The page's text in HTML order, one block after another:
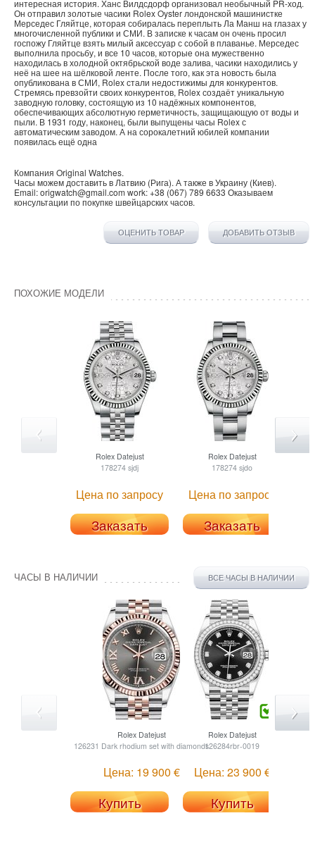
интересная история. Ханс Вилдсдорф организовал необычный PR-ход.
Он отправил золотые часики Rolex Oyster лондонской машинистке
Мерседес Гляйтце, которая собиралась переплыть Ла Манш на глазах у
многочисленной публики и СМИ. В записке к часам он очень просил
госпожу Гляйтце взять милый аксессуар с собой в плаванье. Мерседес
выполнила просьбу, и все 10 часов, которые она мужественно
находилась в холодной октябрьской воде залива, часики находились у
неё на шее на шёлковой ленте. После того, как эта новость была
опубликована в СМИ, Rolex стали недостижимы для конкурентов.
Стремясь превзойти своих конкурентов, Rolex создаёт уникальную
заводную головку, состоящую из 10 надёжных компонентов,
обеспечивающих абсолютную герметичность, защищающую от воды и
пыли. В 1931 году, наконец, были выпущены часы Rolex с
автоматическим заводом. А на сорокалетний юбилей компании
появилась ещё одна
Компания Original Watches.
Часы можем доставить вЛатвию (Рига). А также вУкраину (Киев).
Email:origwatch@gmail.com work:+38 (067) 789 6633 Оказываем
консультации по покупке швейцарских часов.
ОЦЕНИТЬ ТОВАР ДОБАВИТЬ ОТЗЫВ
ПОХОЖИЕ МОДЕЛИ
RolexDatejust
178274 sjdj
Цена по запросу
Заказать
RolexDatejust
178274 sjdo
Цена по запросу
Заказать
ЧАСЫ В НАЛИЧИИ ВСЕ ЧАСЫ В НАЛИЧИИ
RolexDatejust
126231 Dark rhodium set with diamonds
Цена: 19 900 €
Купить
RolexDatejust
126284rbr-0019
Цена: 23 900 €
Купить